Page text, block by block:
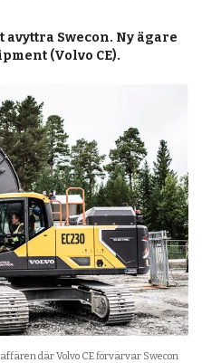
Swecon. Ny ägare
(Volvo CE).
där Volvo CE förvärvar Swecon